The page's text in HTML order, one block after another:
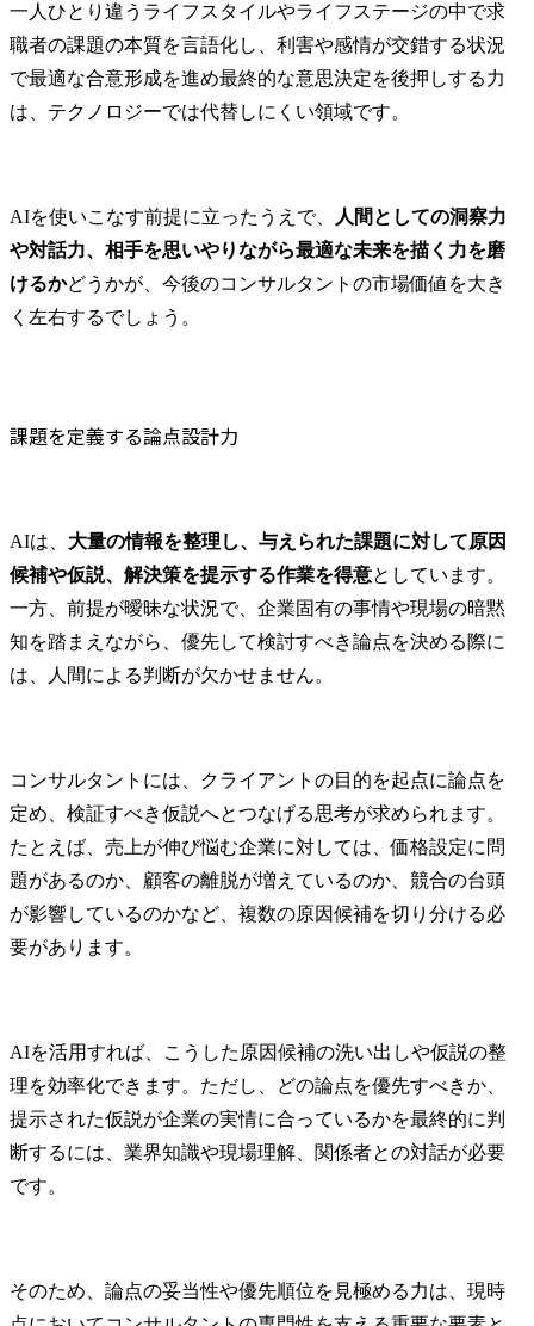
一人ひとり違うライフスタイルやライフステージの中で求
職者の課題の本質を言語化し、利害や感情が交錯する状況
で最適な合意形成を進め最終的な意思決定を後押しする力
は、テクノロジーでは代替しにくい領域です。
AIを使いこなす前提に立ったうえで、
人間としての洞察力
や対話力、相手を思いやりながら最適な未来を描く力を磨
けるかどうかが、今後のコンサルタントの市場価値を大き
く左右するでしょう。
課題を定義する論点設計力
AIは、 大量の情報を整理し、与えられた課題に対して原因
候補や仮説、解決策を提示する作業を得意としています。
一方、前提が曖昧な状況で、企業固有の事情や現場の暗黙
知を踏まえながら、優先して検討すべき論点を決める際に
は、人間による判断が欠かせません。
コンサルタントには、クライアントの目的を起点に論点を
定め、検証すべき仮説へとつなげる思考が求められます。
たとえば、売上が伸び悩む企業に対しては、価格設定に問
題があるのか、顧客の離脱が増えているのか、競合の台頭
が影響しているのかなど、複数の原因候補を切り分ける必
要があります。
AIを活用すれば、こうした原因候補の洗い出しや仮説の整
理を効率化できます。ただし、どの論点を優先すべきか、
提示された仮説が企業の実情に合っているかを最終的に判
断するには、業界知識や現場理解、関係者との対話が必要
です。
そのため、論点の妥当性や優先順位を見極める力は、現時